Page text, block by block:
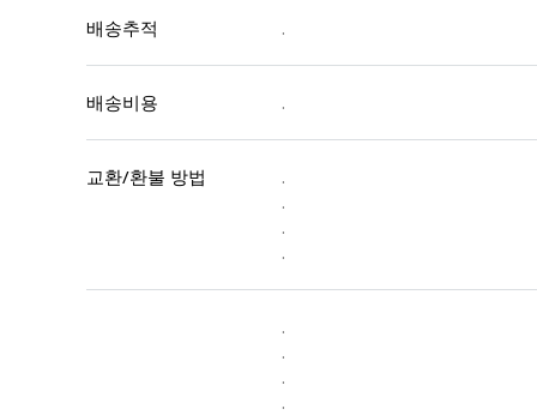
배송추적 .
배송비용 .
교환/환불 방법
.
.
.
.
.
.
.
.